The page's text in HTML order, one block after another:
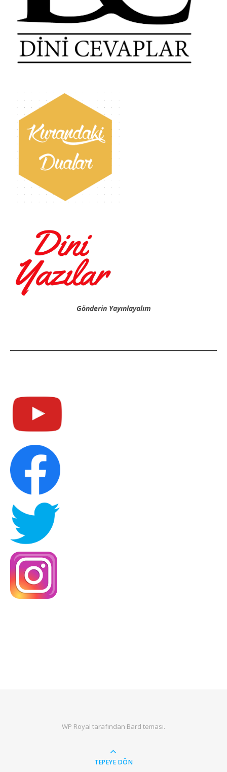
Gönderin Yayınlayalım
WP Royal tarafından Bard teması.
TEPEYE DÖN